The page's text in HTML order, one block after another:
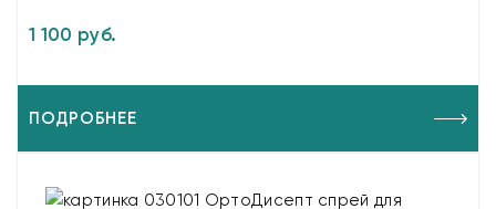
1 100 руб.
ПОДРОБНЕЕ